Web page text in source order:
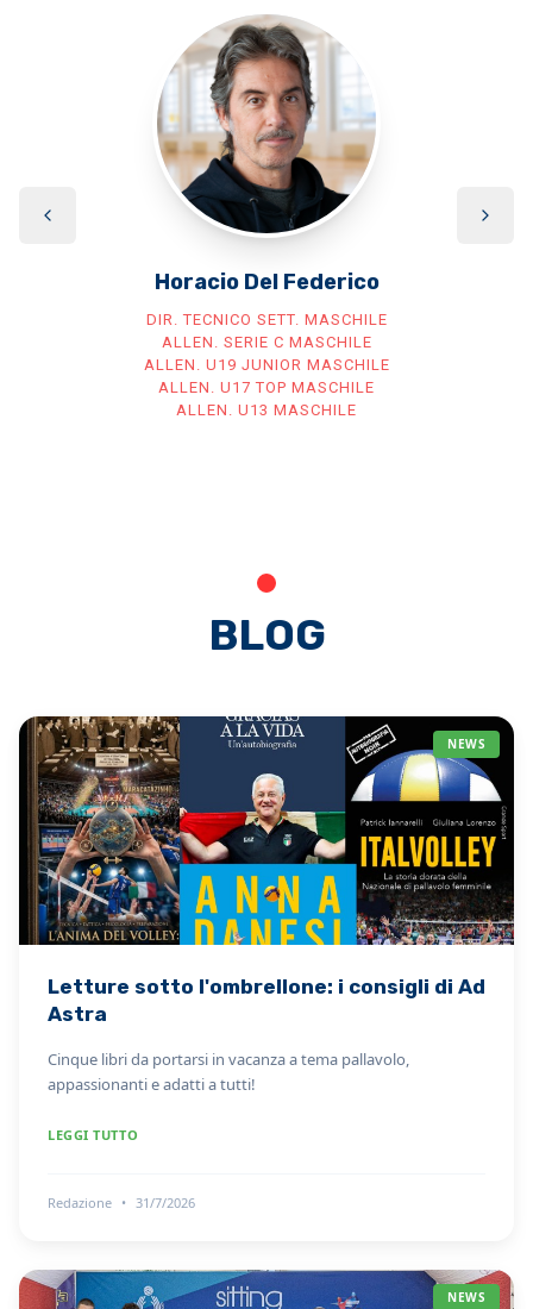
Horacio Del Federico
DIR. TECNICO SETT. MASCHILE
ALLEN. SERIE C MASCHILE
ALLEN. U19 JUNIOR MASCHILE
ALLEN. U17 TOP MASCHILE
ALLEN. U13 MASCHILE
BLOG
NEWS
Letture sotto l'ombrellone: i consigli di Ad
Astra
Cinque libri da portarsi in vacanza a tema pallavolo,
appassionanti e adatti a tutti!
LEGGI TUTTO
Redazione • 31/7/2026
NEWS